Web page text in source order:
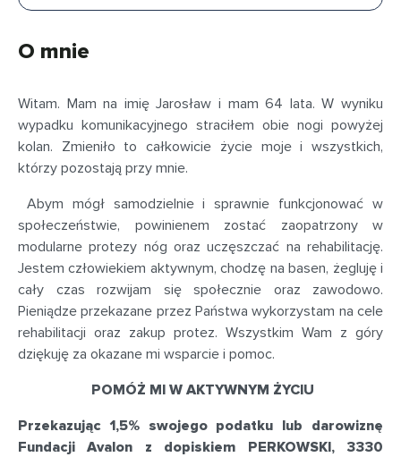
O mnie
Witam. Mam na imię Jarosław i mam 64 lata. W wyniku
wypadku komunikacyjnego straciłem obie nogi powyżej
kolan. Zmieniło to całkowicie życie moje i wszystkich,
którzy pozostają przy mnie.
Abym mógł samodzielnie i sprawnie funkcjonować w
społeczeństwie, powinienem zostać zaopatrzony w
modularne protezy nóg oraz uczęszczać na rehabilitację.
Jestem człowiekiem aktywnym, chodzę na basen, żegluję i
cały czas rozwijam się społecznie oraz zawodowo.
Pieniądze przekazane przez Państwa wykorzystam na cele
rehabilitacji oraz zakup protez. Wszystkim Wam z góry
dziękuję za okazane mi wsparcie i pomoc.
POMÓŻ MI W AKTYWNYM ŻYCIU
Przekazując 1,5% swojego podatku lub darowiznę
Fundacji Avalon z dopiskiem PERKOWSKI, 3330